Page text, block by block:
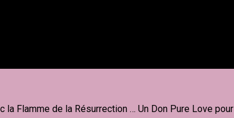
Flamme de la Résurrection … Un Don Pure Love pour